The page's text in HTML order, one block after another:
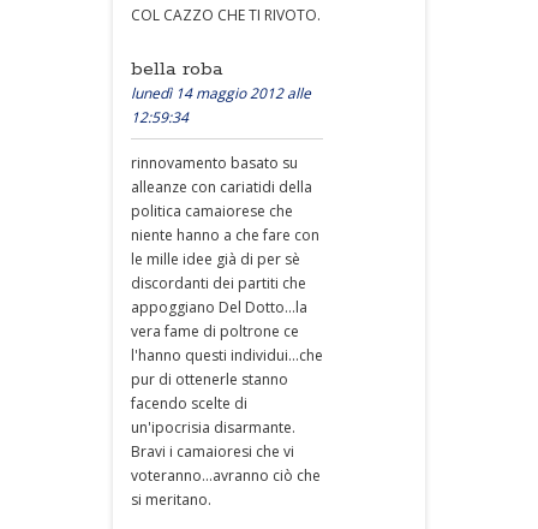
COL CAZZO CHE TI RIVOTO.
bella roba
lunedì 14 maggio 2012 alle
12:59:34
rinnovamento basato su
alleanze con cariatidi della
politica camaiorese che
niente hanno a che fare con
le mille idee già di per sè
discordanti dei partiti che
appoggiano Del Dotto...la
vera fame di poltrone ce
l'hanno questi individui...che
pur di ottenerle stanno
facendo scelte di
un'ipocrisia disarmante.
Bravi i camaioresi che vi
voteranno...avranno ciò che
si meritano.